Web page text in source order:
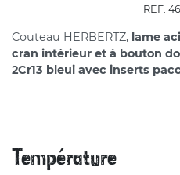
Couteau HERBERTZ, lame
cran intérieur et à bouton
2Cr13 bleui avec inserts
REF.
Température